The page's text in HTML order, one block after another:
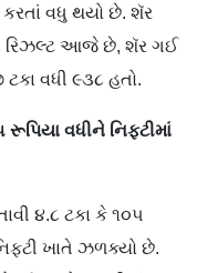
વધુ થયો છે. શૅર
રિઝલ્ટ આજે છે, શૅર ગઈ
વધી ૯૩૮ હતો.
વધીને નિફ્ટીમાં
૪.૮ ટકા કે ૧૦૫
ખાતે ઝળક્યો છે.